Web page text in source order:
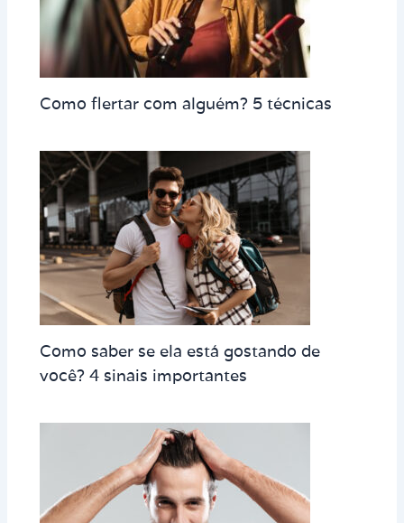
Como flertar com alguém? 5 técnicas
Como saber se ela está gostando de
você? 4 sinais importantes